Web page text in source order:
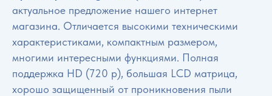
актуальное предложение нашего интернет
магазина. Отличается высокими техническими
характеристиками, компактным размером,
многими интересными функциями. Полная
поддержка HD (720 p), большая LCD матрица,
хорошо защищенный от проникновения пыли